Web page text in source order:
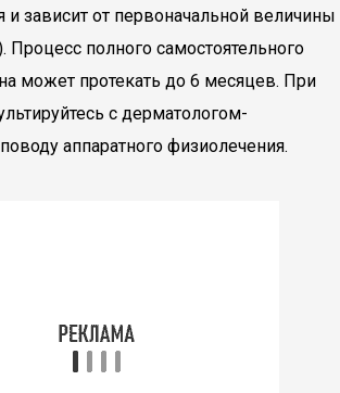
и зависит от первоначальной величины
Процесс полного самостоятельного
может протекать до 6 месяцев. При
с дерматологом-
аппаратного физиолечения.